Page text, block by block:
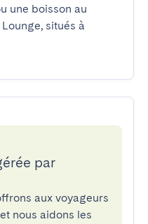
une boisson au
situés à
par
aux voyageurs
nous aidons les